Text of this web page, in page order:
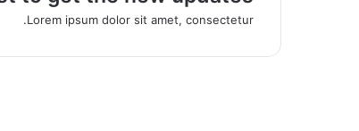
Lorem ipsum dolor sit amet, consectetur.